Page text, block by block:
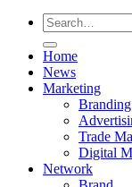
Home
News
Marketing
Branding
Trade
Digital
Network